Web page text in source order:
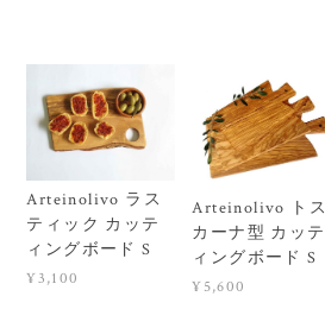
Arteinolivo ラス
ティック カッテ
ィングボード S
¥3,100
Arteinolivo トス
カーナ型 カッテ
ィングボード S
¥5,600